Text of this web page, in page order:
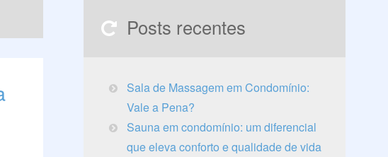
Posts recentes
Sala de Massagem em Condomínio:
Vale a Pena?
Sauna em condomínio: um diferencial
que eleva conforto e qualidade de vida